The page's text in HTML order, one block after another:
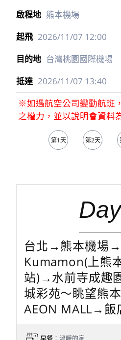
熊本機場
2026/11/07 12:00
台灣桃園國際機場
2026/11/07 13:40
※如遇航空公司變動航班
之權力，並以說明會資料
第1天 第2天
台北→熊本機場
Kumamon(上熊
站)→水前寺成趣
城彩苑～眺望熊
AEON MALL→飯